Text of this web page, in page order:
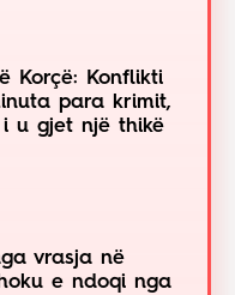
Korçë: Konflikti
para krimit,
i u gjet një thikë
vrasja në
e ndoqi nga